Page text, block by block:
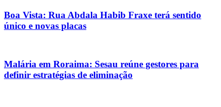
Boa Vista: Rua Abdala Habib Fraxe terá sentido
único e novas placas
Malária em Roraima: Sesau reúne gestores para
definir estratégias de eliminação